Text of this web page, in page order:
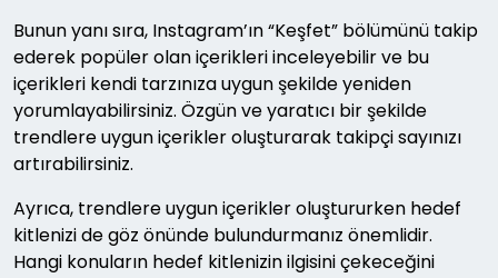
Bunun yanı sıra, Instagram’ın “Keşfet” bölümünü takip
ederek popüler olan içerikleri inceleyebilir ve bu
içerikleri kendi tarzınıza uygun şekilde yeniden
yorumlayabilirsiniz. Özgün ve yaratıcı bir şekilde
trendlere uygun içerikler oluşturarak takipçi sayınızı
artırabilirsiniz.
Ayrıca, trendlere uygun içerikler oluştururken hedef
kitlenizi de göz önünde bulundurmanız önemlidir.
Hangi konuların hedef kitlenizin ilgisini çekeceğini